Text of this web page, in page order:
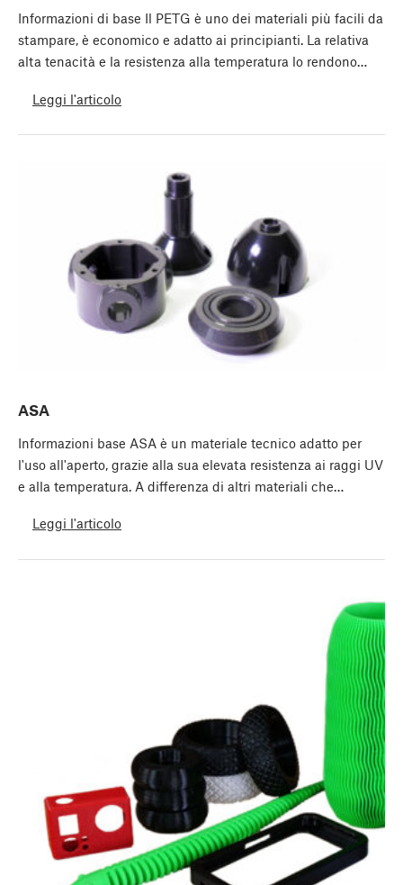
Informazioni di base Il PETG è uno dei materiali più facili da
stampare, è economico e adatto ai principianti. La relativa
alta tenacità e la resistenza alla temperatura lo rendono…
Leggi l'articolo
ASA
Informazioni base ASA è un materiale tecnico adatto per
l'uso all'aperto, grazie alla sua elevata resistenza ai raggi UV
e alla temperatura. A differenza di altri materiali che…
Leggi l'articolo